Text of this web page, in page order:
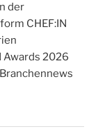
der
CHEF:IN
Awards 2026